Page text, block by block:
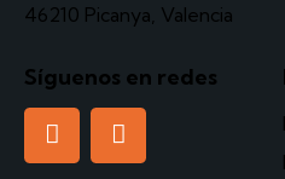
46210 Picanya, Valencia
Síguenos en redes